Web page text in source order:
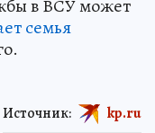
в ВСУ может
семья
Источник: kp.ru